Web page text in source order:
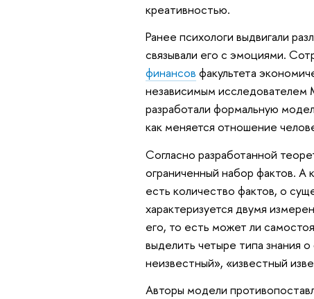
креативностью.
Ранее психологи выдвигали
связывали его с эмоциями.
финансов факультета
независимым
разработали формальную
как меняется отношение
Согласно разработанной
ограниченный набор фактов.
есть количество фактов, о
характеризуется двумя
его, то есть может ли
выделить четыре типа знания
неизвестный», «известный
Авторы модели